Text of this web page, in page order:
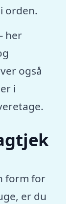
orden.
her
også
i
form for
er du